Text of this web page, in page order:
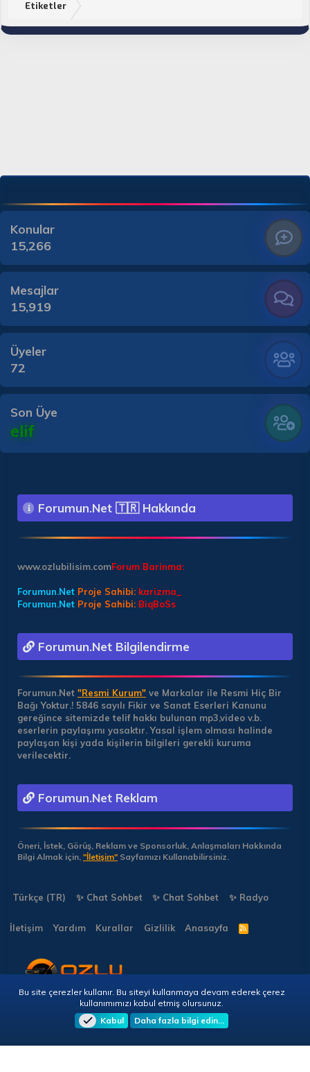
Etiketler
Konular
15,266
Mesajlar
15,919
Üyeler
72
Son Üye
elif
Forumun.Net 🇹🇷 Hakkında
Forum Barinma:
www.ozlubilisim.com
Forumun.Net Proje Sahibi: karizma_
Forumun.Net Proje Sahibi: BiqBoSs
Forumun.Net Bilgilendirme
Forumun.Net "Resmi Kurum" ve Markalar ile Resmi Hiç Bir
Bağı Yoktur.! 5846 sayılı Fikir ve Sanat Eserleri Kanunu
gereğince sitemizde telif hakkı bulunan mp3,video v.b.
eserlerin paylaşımı yasaktır. Yasal işlem olması halinde
paylaşan kişi yada kişilerin bilgileri gerekli kuruma
verilecektir.
Forumun.Net Reklam
Öneri, İstek, Görüş, Reklam ve Sponsorluk, Anlaşmaları Hakkında
Bilgi Almak için, "İletişim" Sayfamızı Kullanabilirsiniz.
Türkçe (TR) ✨ Chat Sohbet ✨ Chat Sohbet ✨ Radyo
İletişim Yardım Kurallar Gizlilik Anasayfa
R
S
Copyright © 2026 🎭 Forumun.NET - Tüm Hakları Saklıdır!
Bu site çerezler kullanır. Bu siteyi kullanmaya devam ederek çerez
kullanımımızı kabul etmiş olursunuz.
Kabul
Daha fazla bilgi edin…